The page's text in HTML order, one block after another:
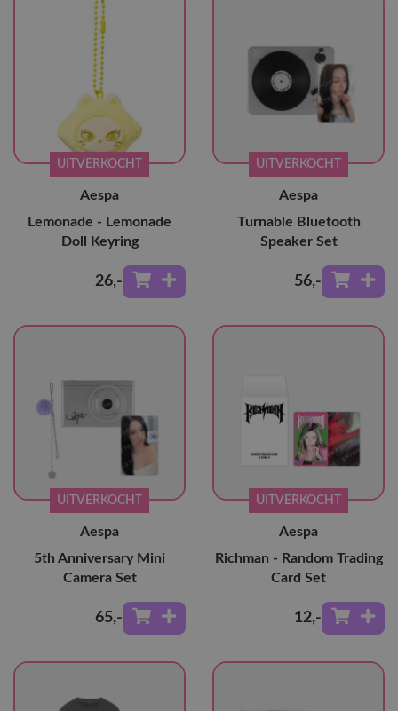
UITVERKOCHT
Aespa
Lemonade - Lemonade
Doll Keyring
26,-
UITVERKOCHT
Aespa
Turnable Bluetooth
Speaker Set
56,-
UITVERKOCHT
Aespa
5th Anniversary Mini
Camera Set
65,-
UITVERKOCHT
Aespa
Richman - Random Trading
Card Set
12,-